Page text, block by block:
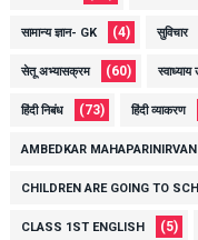
सामान्य ज्ञान- GK (4) सुविचार
सेतू अभ्यासक्रम (60)
हिंदी निबंध (73) हिंदी व्याकरण
AMBEDKAR
CHILDREN ARE GOING TO
CLASS 1ST ENGLISH (5)